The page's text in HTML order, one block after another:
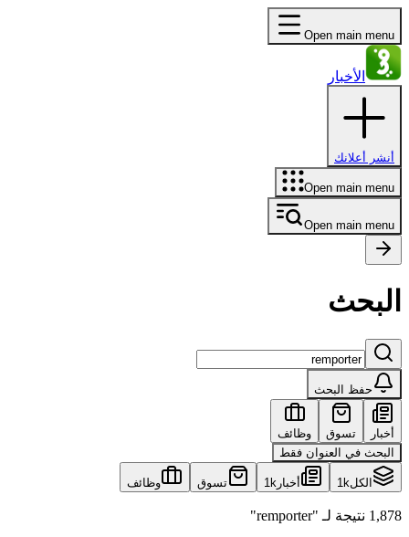
Open main menu
الأخبار
أنشر أعلانك
Open main menu
Open main menu
البحث
حفظ البحث
أخبار تسوق
وظائف
البحث في العنوان فقط
الكل1k أخبار 1k تسوق وظائف
1,878 نتيجة لـ "remporter"